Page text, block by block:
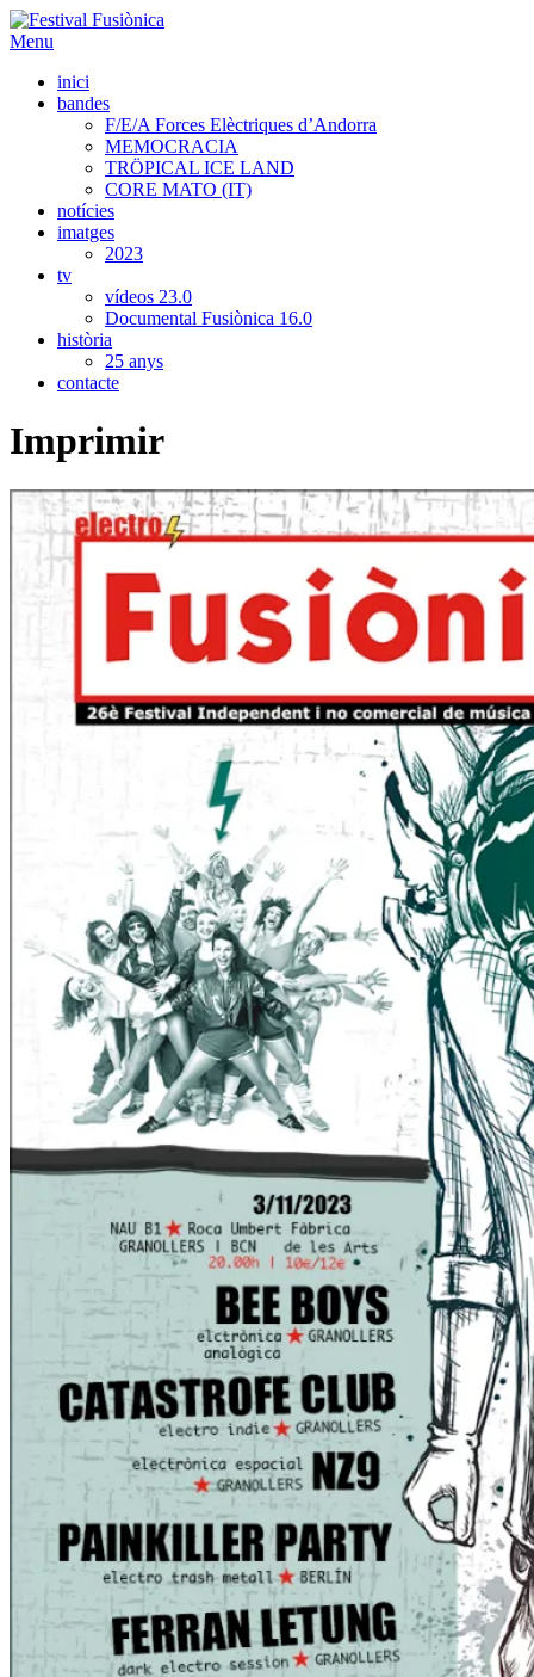
Menu
inici
bandes
F/E/A Forces Elèctriques d’Andorra
MEMOCRACIA
TRÖPICAL ICE LAND
CORE MATO (IT)
notícies
imatges
2023
tv
vídeos 23.0
Documental Fusiònica 16.0
història
25 anys
contacte
Imprimir